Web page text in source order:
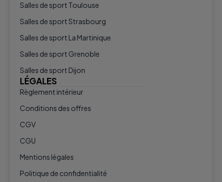
Salles de sport Toulouse
Salles de sport Strasbourg
Salles de sport La Martinique
Salles de sport Grenoble
Salles de sport Dijon
LÉGALES
Règlement intérieur
Conditions des offres
CGV
CGU
Mentions légales
Politique de confidentialité